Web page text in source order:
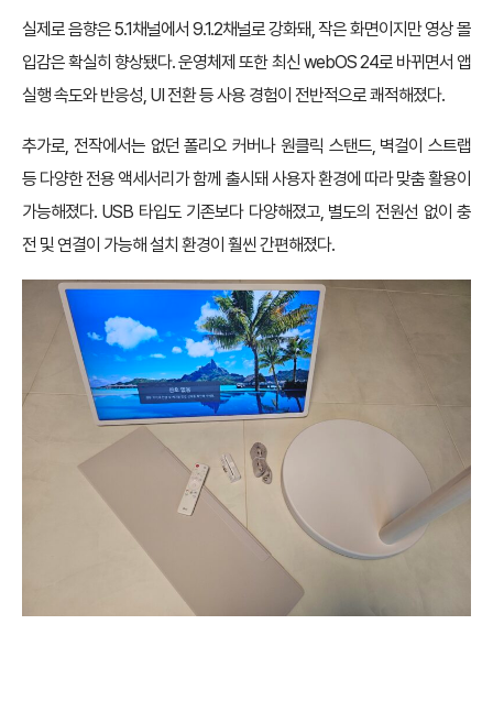
실제로 음향은 5.1채널에서 9.1.2채널로 강화돼, 작은 화면이지만 영상 몰
입감은 확실히 향상됐다. 운영체제 또한 최신 webOS 24로 바뀌면서 앱
실행 속도와 반응성, UI 전환 등 사용 경험이 전반적으로 쾌적해졌다.
추가로, 전작에서는 없던 폴리오 커버나 원클릭 스탠드, 벽걸이 스트랩
등 다양한 전용 액세서리가 함께 출시돼 사용자 환경에 따라 맞춤 활용이
가능해졌다. USB 타입도 기존보다 다양해졌고, 별도의 전원선 없이 충
전 및 연결이 가능해 설치 환경이 훨씬 간편해졌다.